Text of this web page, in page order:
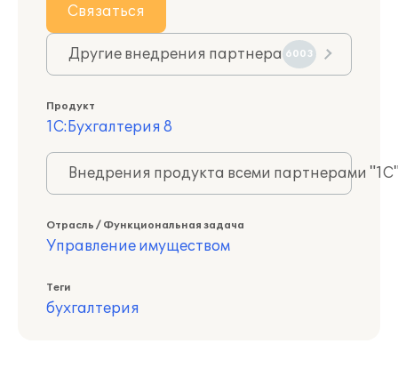
Связаться
Другие внедрения партнера 6003
Продукт
1С:Бухгалтерия 8
Внедрения продукта всеми партнерами
Отрасль / Функциональная задача
Управление имуществом
Теги
бухгалтерия